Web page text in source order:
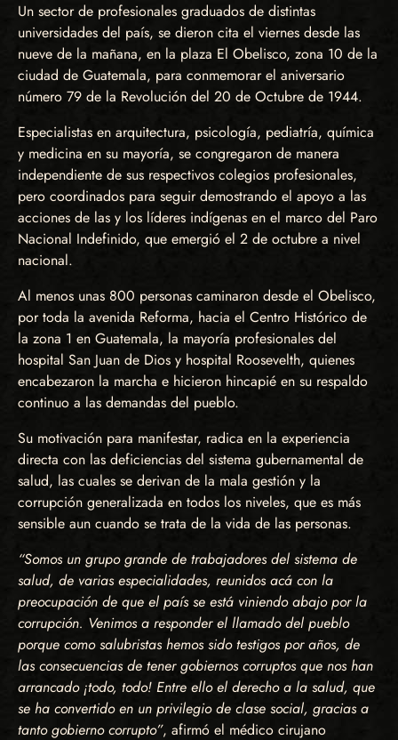
Un sector de profesionales graduados de distintas
universidades del país, se dieron cita el viernes desde las
nueve de la mañana, en la plaza El Obelisco, zona 10 de la
ciudad de Guatemala, para conmemorar el aniversario
número 79 de la Revolución del 20 de Octubre de 1944.
Especialistas en arquitectura, psicología, pediatría, química
y medicina en su mayoría, se congregaron de manera
independiente de sus respectivos colegios profesionales,
pero coordinados para seguir demostrando el apoyo a las
acciones de las y los líderes indígenas en el marco del Paro
Nacional Indefinido, que emergió el 2 de octubre a nivel
nacional.
Al menos unas 800 personas caminaron desde el Obelisco,
por toda la avenida Reforma, hacia el Centro Histórico de
la zona 1 en Guatemala, la mayoría profesionales del
hospital San Juan de Dios y hospital Roosevelth, quienes
encabezaron la marcha e hicieron hincapié en su respaldo
continuo a las demandas del pueblo.
Su motivación para manifestar, radica en la experiencia
directa con las deficiencias del sistema gubernamental de
salud, las cuales se derivan de la mala gestión y la
corrupción generalizada en todos los niveles, que es más
sensible aun cuando se trata de la vida de las personas.
“Somos un grupo grande de trabajadores del sistema de
salud, de varias especialidades, reunidos acá con la
preocupación de que el país se está viniendo abajo por la
corrupción. Venimos a responder el llamado del pueblo
porque como salubristas hemos sido testigos por años, de
las consecuencias de tener gobiernos corruptos que nos han
arrancado ¡todo, todo! Entre ello el derecho a la salud, que
se ha convertido en un privilegio de clase social, gracias a
tanto gobierno corrupto”, afirmó el médico cirujano